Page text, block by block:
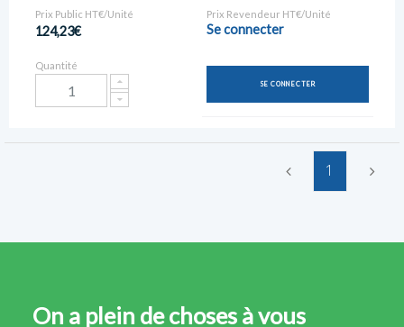
Prix Public HT€/Unité
124,23€
Prix Revendeur HT€/Unité
Se connecter
Quantité
SE CONNECTER
1
On a plein de choses à vous